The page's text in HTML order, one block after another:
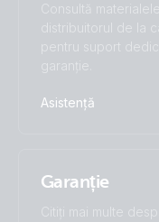
Consultă
distribuitorul de la
pentru suport
garanție.
Asistență
Garanție
Citiți mai multe